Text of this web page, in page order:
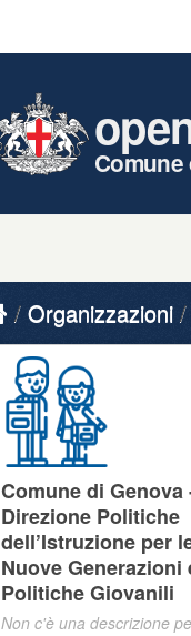
Comune
Organizzazioni
Comune di Genova
Direzione Politiche
dell’Istruzione per
Nuove Generazioni
Politiche Giovanili
Non c'è una descrizione